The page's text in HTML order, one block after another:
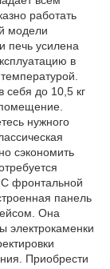
работать
модели
печь усилена
в
себя до 10,5 кг
нужного
сэкономить
фронтальной
панель
Она
электрокаменки
Приобрести